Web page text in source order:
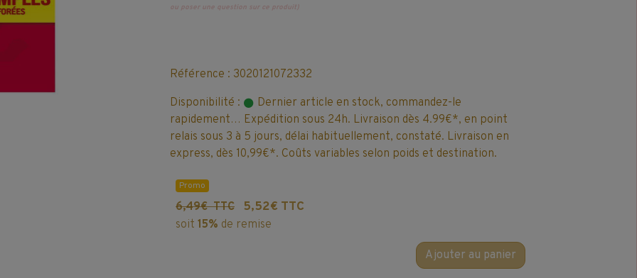
ou poser une question sur ce produit)
Référence : 3020121072332
Disponibilité :
Dernier article en stock, commandez-le
rapidement… Expédition sous 24h. Livraison dès 4.99€*, en point
relais sous 3 à 5 jours, délai habituellement, constaté. Livraison en
express, dès 10,99€*. Coûts variables selon poids et destination.
Promo
6,49€ TTC 5,52€ TTC
soit 15% de remise
Ajouter au panier